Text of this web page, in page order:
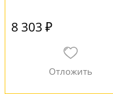
8 303 ₽